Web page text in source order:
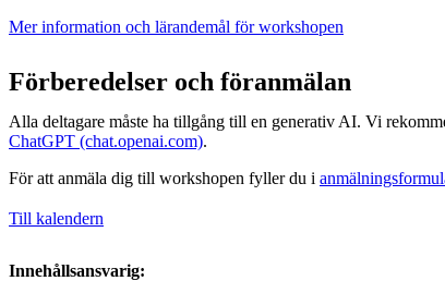
Mer information och lärandemål för workshopen
Förberedelser och föranmälan
Alla deltagare måste ha tillgång till en generativ AI. Vi
ChatGPT (chat.openai.com).
För att anmäla dig till workshopen fyller du i
Till kalendern
Innehållsansvarig: